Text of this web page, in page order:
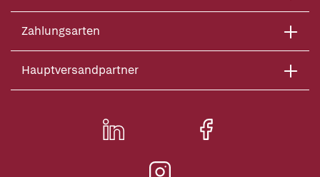
Zahlungsarten
Hauptversandpartner